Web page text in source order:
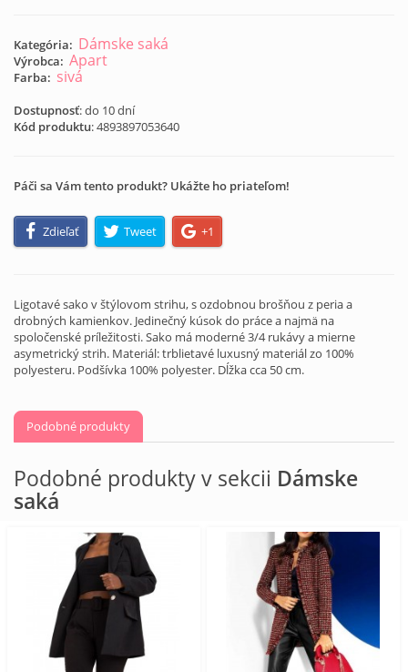
Kategória: Dámske saká
Výrobca: Apart
Farba: sivá
Dostupnosť: do 10 dní
Kód produktu:4893897053640
Páči sa Vám tento produkt? Ukážte ho priateľom!
Zdieľať Tweet +1
Ligotavé sako v štýlovom strihu, s ozdobnou brošňou z peria a
drobných kamienkov. Jedinečný kúsok do práce a najmä na
spoločenské príležitosti. Sako má moderné 3/4 rukávy a mierne
asymetrický strih. Materiál: trblietavé luxusný materiál zo 100%
polyesteru. Podšívka 100% polyester. Dĺžka cca 50 cm.
Podobné produkty
Podobné produkty v sekcii Dámske
saká